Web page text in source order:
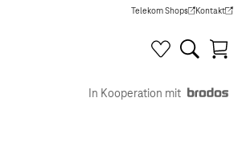
Telekom Shops
(Wird in einem neuen Tab
Kontakt
(Wird in
In Kooperation mit